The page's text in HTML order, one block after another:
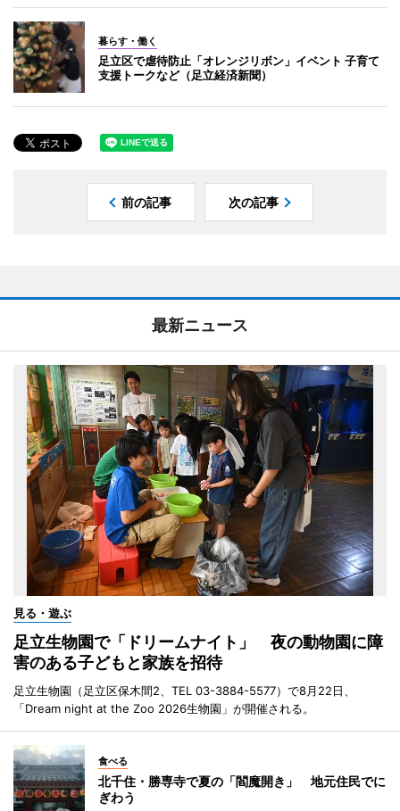
暮らす・働く
足立区で虐待防止「オレンジリボン」イベント 子育て
支援トークなど（足立経済新聞）
前の記事 次の記事
最新ニュース
見る・遊ぶ
足立生物園で「ドリームナイト」 夜の動物園に障
害のある子どもと家族を招待
足立生物園（足立区保木間2、TEL 03-3884-5577）で8月22日、
「Dream night at the Zoo 2026生物園」が開催される。
食べる
北千住・勝専寺で夏の「閻魔開き」 地元住民でに
ぎわう